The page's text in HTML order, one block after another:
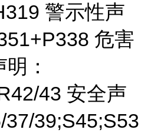
警示性声
危害
：
43 安全声
39;S45;S53